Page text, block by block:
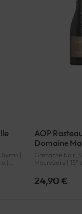
|
|
AOP
Domaine
Grenache Noir,
Mourvèdre | 15°
24,90 €